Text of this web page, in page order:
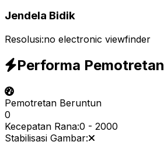
Jendela Bidik
Resolusi:no electronic viewfinder
Performa Pemotretan
Pemotretan Beruntun
0
Kecepatan Rana:0 - 2000
Stabilisasi Gambar: